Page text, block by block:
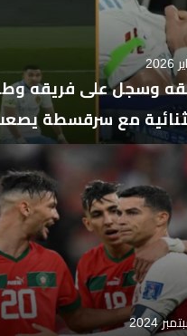
وسجل على فريقه
مع سرقسطة